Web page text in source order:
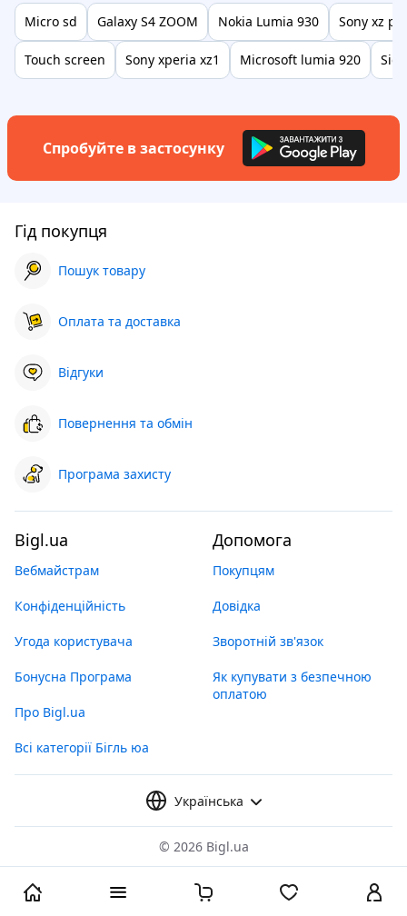
Micro sd Galaxy S4 ZOOM Nokia Lumia 930 Sony xz
Touch screen Sony xperia xz1 Microsoft lumia 920
Спробуйте в застосунку
Гід покупця
Пошук товару
Оплата та доставка
Відгуки
Повернення та обмін
Програма захисту
Bigl.ua
Вебмайстрам
Конфіденційність
Угода користувача
Бонусна Програма
Про Bigl.ua
Всі категорії Бігль юа
Допомога
Покупцям
Довідка
Зворотній зв'язок
Як купувати з безпечною
оплатою
Українська
© 2026 Bigl.ua